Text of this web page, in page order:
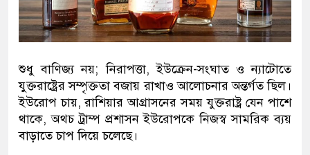
শুধু বাণিজ্য নয়; নিরাপত্তা, ইউক্রেন-সংঘাত ও ন্যাটোতে
যুক্তরাষ্ট্রের সম্পৃক্ততা বজায় রাখাও আলোচনার অন্তর্গত ছিল।
ইউরোপ চায়, রাশিয়ার আগ্রাসনের সময় যুক্তরাষ্ট্র যেন পাশে
থাকে, অথচ ট্রাম্প প্রশাসন ইউরোপকে নিজস্ব সামরিক ব্যয়
বাড়াতে চাপ দিয়ে চলেছে।